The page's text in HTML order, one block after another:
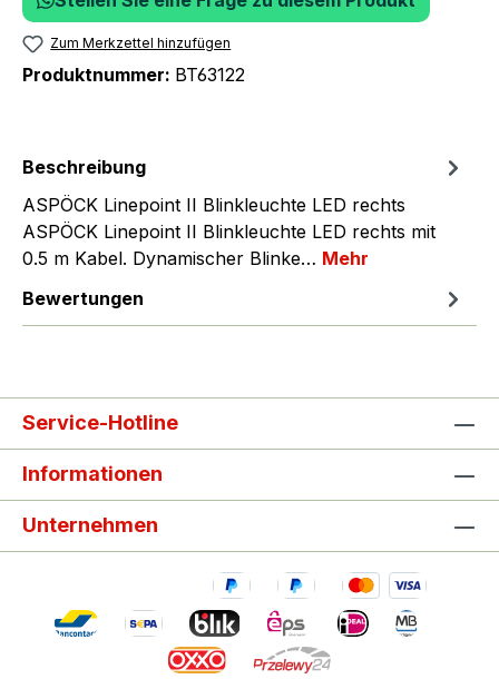
Zum Merkzettel hinzufügen
Produktnummer: BT63122
Beschreibung
ASPÖCK Linepoint II Blinkleuchte LED rechts
ASPÖCK Linepoint II Blinkleuchte LED rechts mit
0.5 m Kabel. Dynamischer Blinke… Mehr
Bewertungen
Service-Hotline
Informationen
Unternehmen